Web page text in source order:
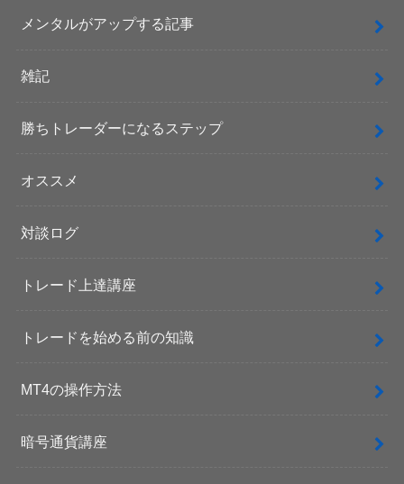
メンタルがアップする記事
雑記
勝ちトレーダーになるステップ
オススメ
対談ログ
トレード上達講座
トレードを始める前の知識
MT4の操作方法
暗号通貨講座